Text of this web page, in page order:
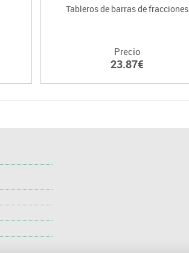
Tableros de barras de fracciones
Precio
23.87€